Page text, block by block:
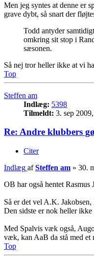
Men jeg syntes at denne er
grave dybt, så snart der
Todd antyder
omkring sit stop i
sæsonen.
Så nej tror heller ikke at vi
Top
Steffen am
Indlæg: 5398
Tilmeldt: 3. sep
Re: Andre klubbers
Citer
Indlæg afSteffen am » 30.
OB har også hentet Rasmus
Så er det vel A.K.
Den sidste er nok heller ikke
Med Spalvis væk også,
væk, kan AaB da stå med et
Top